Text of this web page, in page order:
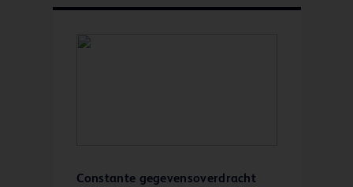
Constante gegevensoverdracht